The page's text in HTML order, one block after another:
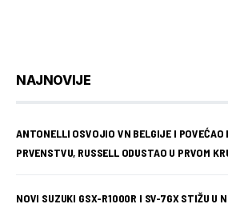
NAJNOVIJE
ANTONELLI OSVOJIO VN BELGIJE I POVEĆAO
PRVENSTVU, RUSSELL ODUSTAO U PRVOM
NOVI SUZUKI GSX-R1000R I SV-7GX STIŽU U